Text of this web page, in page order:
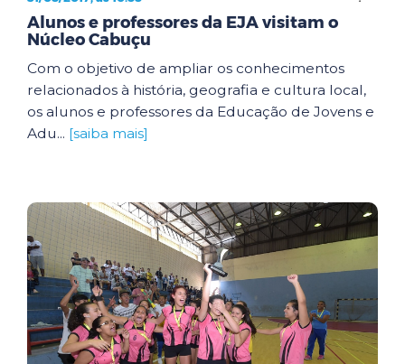
Alunos e professores da EJA visitam o
Núcleo Cabuçu
Com o objetivo de ampliar os conhecimentos
relacionados à história, geografia e cultura local,
os alunos e professores da Educação de Jovens e
Adu... [saiba mais]